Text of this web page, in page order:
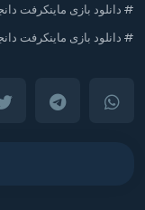
# دانلود بازی ماینکرفت
# دانلود بازی ماینکرفت